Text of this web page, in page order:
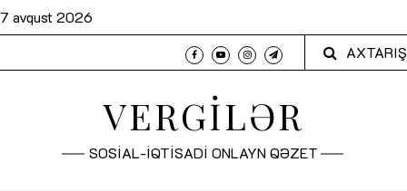
7 avqust 2026
AXTARIŞ
VERGİLƏR
SOSİAL-İQTİSADİ ONLAYN QƏZET